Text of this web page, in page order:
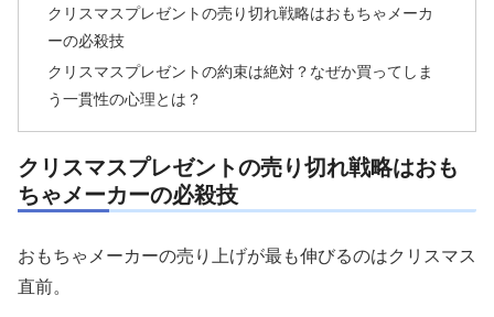
クリスマスプレゼントの売り切れ戦略はおもちゃメーカ
ーの必殺技
クリスマスプレゼントの約束は絶対？なぜか買ってしま
う一貫性の心理とは？
クリスマスプレゼントの売り切れ戦略はおも
ちゃメーカーの必殺技
おもちゃメーカーの売り上げが最も伸びるのはクリスマス
直前。